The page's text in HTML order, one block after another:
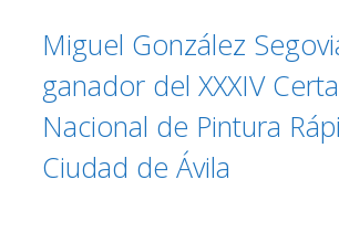
Miguel González
ganador del XXXIV
Nacional de Pintura
Ciudad de Ávila